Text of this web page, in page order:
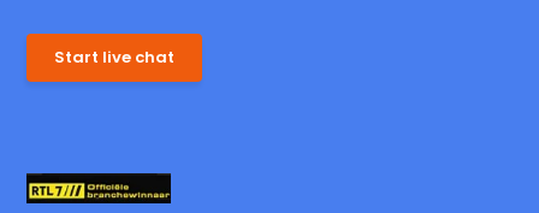
Start live chat